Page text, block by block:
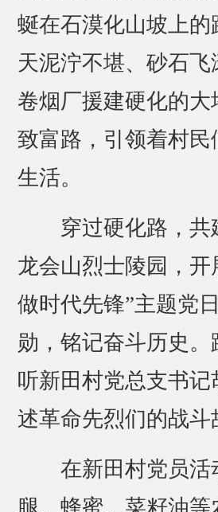
蜒在石漠化山坡上
天泥泞不堪、砂石
卷烟厂援建硬化的
致富路，引领着村
生活。
穿过硬化路，共
龙会山烈士陵园，
做时代先锋”主题党
勋，铭记奋斗历史
听新田村党总支书
述革命先烈们的战斗
在新田村党员活